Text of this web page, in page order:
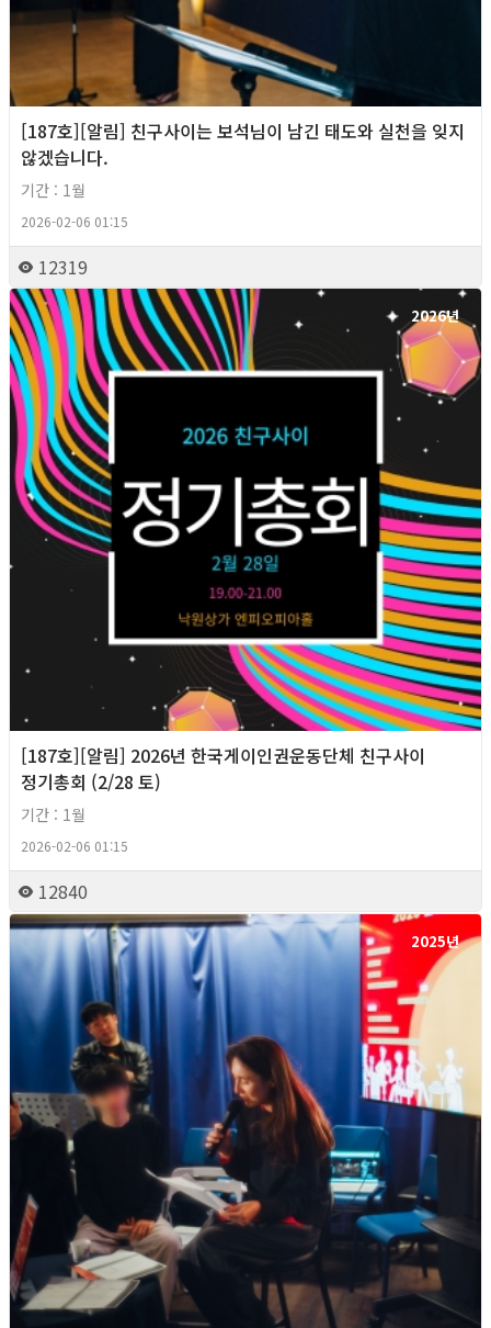
[187호][알림] 친구사이는 보석님이 남긴 태도와 실천을 잊지
않겠습니다.
기간 : 1월
2026-02-06 01:15
12319
2026년
[187호][알림] 2026년 한국게이인권운동단체 친구사이
정기총회 (2/28 토)
기간 : 1월
2026-02-06 01:15
12840
2025년